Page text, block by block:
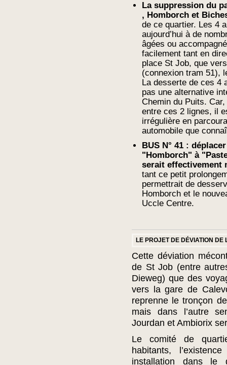
La suppression du
, Homborch et
de ce quartier. Les 4
aujourd’hui à de
âgées ou
facilement tant en
place St Job, que
(connexion tram 51),
La desserte de ces 4
pas une alternative
Chemin du Puits.
entre ces 2 lignes, il
irrégulière en
automobile que
BUS N° 41 :
"Homborch" à
serait effectivement
tant ce petit
permettrait de
Homborch et le
Uccle Centre.
LE PROJET DE DÉVIATION DE
Cette déviation
de St Job (entre
Dieweg) que des
vers la gare de
reprenne le tronçon
mais dans l’autre
Jourdan et Ambiorix
Le comité de
habitants,
installation dans le